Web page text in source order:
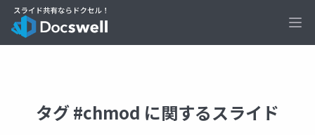
タグ #chmod に関するスライド